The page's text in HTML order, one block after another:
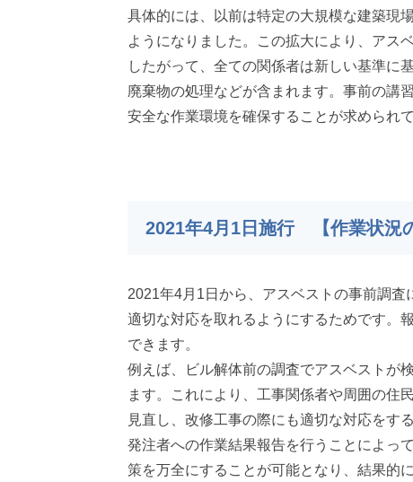
具体的には、以前は特定の大規模な建築現
ようになりました。この拡大により、アス
したがって、全ての関係者は新しい基準に
廃棄物の処理などが含まれます。事前の講
安全な作業環境を確保することが求められて
2021年4月1日施行 【作業状況
2021年4月1日から、アスベストの事前調
適切な対応を取れるようにするためです。
できます。
例えば、ビル解体前の調査でアスベストが
ます。これにより、工事関係者や周囲の住
見直し、改修工事の際にも適切な対応をす
発注者への作業結果報告を行うことによっ
策を万全にすることが可能となり、結果的